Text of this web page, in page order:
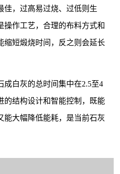
佳，过高易过烧、过低则生
操作工艺，合理的布料方式和
缩短煅烧时间，反之则会延长
成白灰的总时间集中在2.5至4
的结构设计和智能控制，既能
能大幅降低能耗，是当前石灰